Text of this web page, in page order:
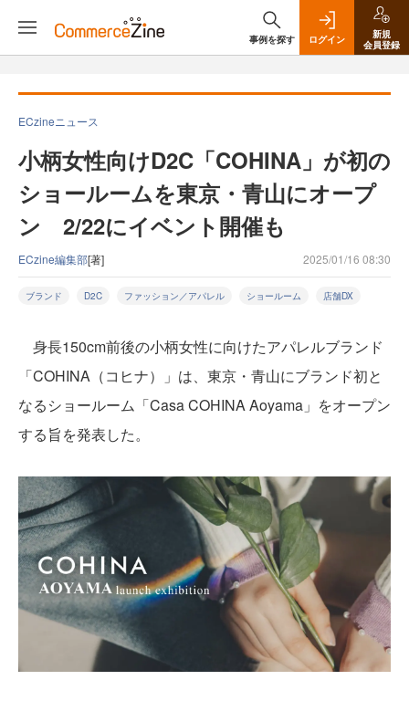
事例を探す ログイン
新規
会員登録
ECzineニュース
小柄女性向けD2C「COHINA」が初の
ショールームを東京・青山にオープ
ン 2/22にイベント開催も
ECzine編集部[著] 2025/01/16 08:30
ブランド D2C ファッション／アパレル ショールーム 店舗DX
身長150cm前後の小柄女性に向けたアパレルブランド
「COHINA（コヒナ）」は、東京・青山にブランド初と
なるショールーム「Casa COHINA Aoyama」をオープン
する旨を発表した。